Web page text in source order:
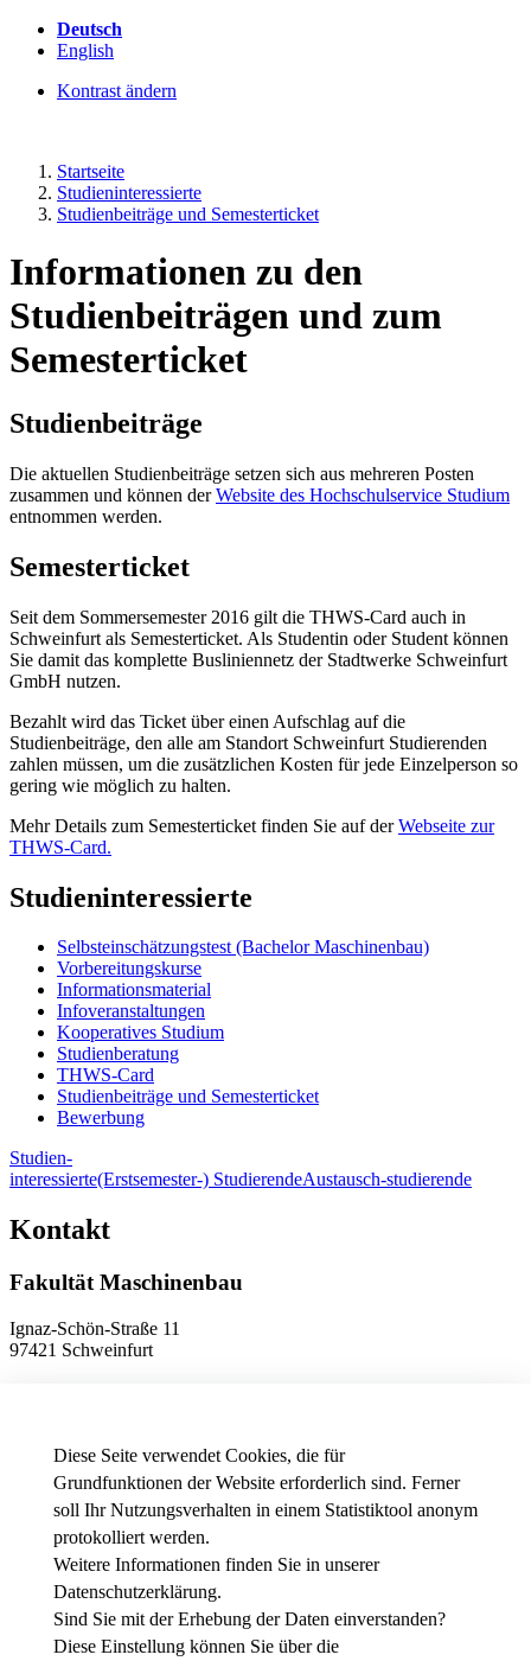
Diese Seite verwendet Cookies, die für
Grundfunktionen der Website erforderlich sind. Ferner
soll Ihr Nutzungsverhalten in einem Statistiktool anonym
protokolliert werden.
Weitere Informationen finden Sie in unserer
Datenschutzerklärung.
Sind Sie mit der Erhebung der Daten einverstanden?
Diese Einstellung können Sie über die
Deutsch
English
Kontrast ändern
Startseite
Studieninteressierte
Studienbeiträge und Semesterticket
Informationen zu den
Studienbeiträgen und zum
Semesterticket
Studienbeiträge
Die aktuellen Studienbeiträge setzen sich aus mehreren Posten
zusammen und können derWebsite des Hochschulservice Studium
entnommen werden.
Semesterticket
Seit dem Sommersemester 2016 gilt die THWS-Card auch in
Schweinfurt als Semesterticket. Als Studentin oder Student können
Sie damit das komplette Busliniennetz der Stadtwerke Schweinfurt
GmbH nutzen.
Bezahlt wird das Ticket über einen Aufschlag auf die
Studienbeiträge, den alle am Standort Schweinfurt Studierenden
zahlen müssen, um die zusätzlichen Kosten für jede Einzelperson so
gering wie möglich zu halten.
Mehr Details zum Semesterticket finden Sie auf derWebseite zur
THWS-Card.
Studieninteressierte
Selbsteinschätzungstest (Bachelor Maschinenbau)
Vorbereitungskurse
Informationsmaterial
Infoveranstaltungen
Kooperatives Studium
Studienberatung
THWS-Card
Studienbeiträge und Semesterticket
Bewerbung
Studien-
interessierte(Erstsemester-) StudierendeAustausch-studierende
Kontakt
Fakultät Maschinenbau
Ignaz-Schön-Straße 11
97421 Schweinfurt
Datenschutzeinstellungen
News - Presse
Stellenausschreibungen der THWS
Intranet
Facebook